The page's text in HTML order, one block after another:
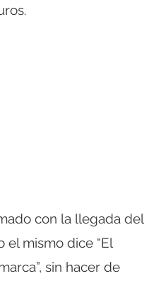
con la llegada del
el mismo dice “El
sin hacer de